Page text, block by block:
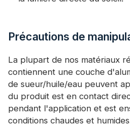
Précautions de
La plupart de nos matériaux
contiennent une couche
de sueur/huile/eau peuvent
du produit est en contact
pendant l'application et est
conditions chaudes et